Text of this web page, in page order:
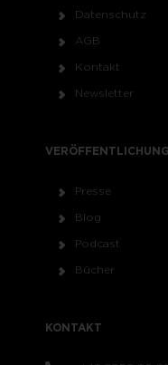
Datenschutz
AGB
Kontakt
Newsletter
Presse
Blog
Podcast
Bücher
KONTAKT